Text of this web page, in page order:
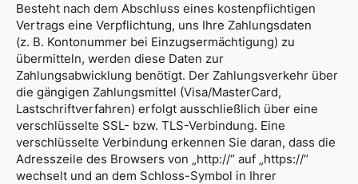
Besteht nach dem Abschluss eines kostenpflichtigen
Vertrags eine Verpflichtung, uns Ihre Zahlungsdaten
(z. B. Kontonummer bei Einzugsermächtigung) zu
übermitteln, werden diese Daten zur
Zahlungsabwicklung benötigt. Der Zahlungsverkehr über
die gängigen Zahlungsmittel (Visa/MasterCard,
Lastschriftverfahren) erfolgt ausschließlich über eine
verschlüsselte SSL- bzw. TLS-Verbindung. Eine
verschlüsselte Verbindung erkennen Sie daran, dass die
Adresszeile des Browsers von „http://“ auf „https://“
wechselt und an dem Schloss-Symbol in Ihrer